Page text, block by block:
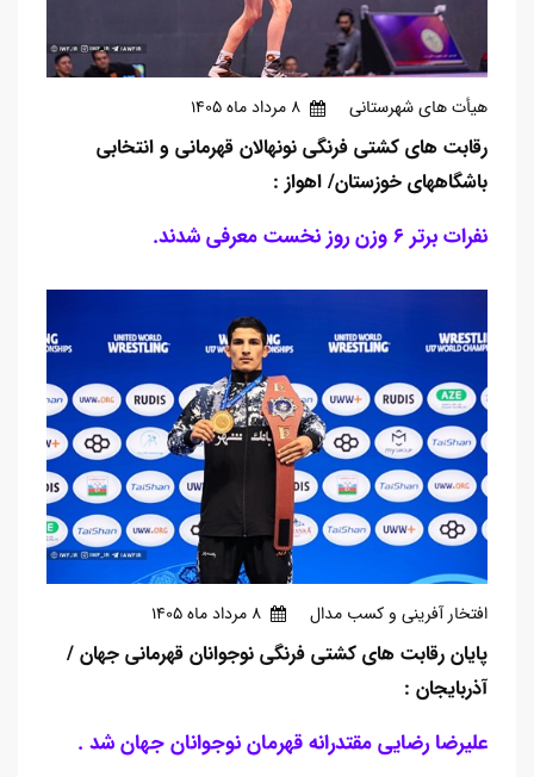
هیأت های شهرستانی 8 مرداد ماه 1405
رقابت های کشتی فرنگی نونهالان قهرمانی و انتخابی
باشگاههای خوزستان/ اهواز :
نفرات برتر 6 وزن روز نخست معرفی شدند.
افتخار آفرینی و کسب مدال 8 مرداد ماه 1405
پایان رقابت های کشتی فرنگی نوجوانان قهرمانی جهان /
آذربایجان :
علیرضا رضایی مقتدرانه قهرمان نوجوانان جهان شد .